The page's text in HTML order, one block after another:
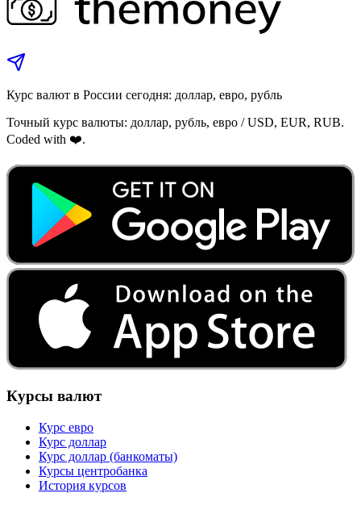
Курс валют в России сегодня: доллар, евро, рубль
Точный курс валюты: доллар, рубль, евро / USD, EUR, RUB.
Coded with ❤️.
Курсы валют
Курс евро
Курс доллар
Курс доллар (банкоматы)
Курсы центробанка
История курсов